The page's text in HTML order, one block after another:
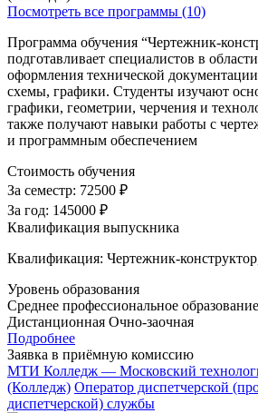
Посмотреть все программы (10)
Программа обучения “Чертежник-
подготавливает специалистов в
оформления технической
схемы, графики. Студенты изучают
графики, геометрии, черчения и
также получают навыки работы с
и программным обеспечением
Стоимость обучения
За семестр: 72500 ₽
За год: 145000 ₽
Квалификация выпускника
Квалификация: Чертежник-
Уровень образования
Среднее профессиональное образование
Дистанционная Очно-заочная
Подробнее
Заявка в приёмную комиссию
МТИ Колледж — Московский
(Колледж) Оператор диспетчерской
диспетчерской) службы